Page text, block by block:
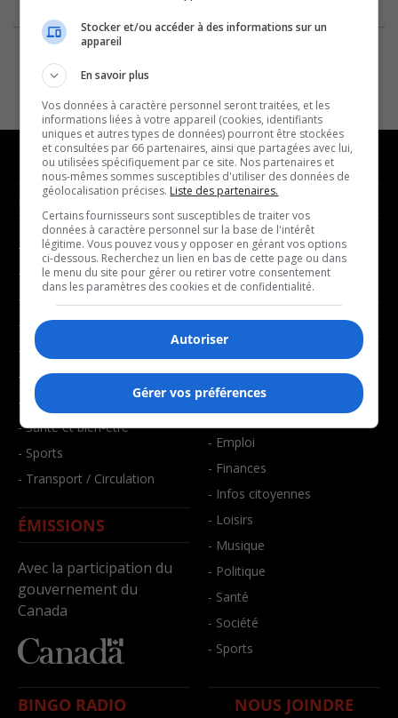
NOUVELLES
- Affaires municipales
- Communauté / Social
- Culture
- Économie
- Éducation
- Environnement
- Faits divers
- Santé et bien-être
- Sports
- Transport / Circulation
ÉMISSIONS
Avec la participation du
gouvernement du
Canada
MUSIQUE
- Décompte franco
- Joué récemment
BALADOS
- Art de vivre
- Bien-être
- Emploi
- Finances
- Infos citoyennes
- Loisirs
- Musique
- Politique
- Santé
- Société
- Sports
BINGO RADIO NOUS JOINDRE
Stocker et/ou accéder à des informations sur un
appareil
En savoir plus
Vos données à caractère personnel seront traitées, et les
informations liées à votre appareil (cookies, identifiants
uniques et autres types de données) pourront être stockées
et consultées par 66 partenaires, ainsi que partagées avec lui,
ou utilisées spécifiquement par ce site. Nos partenaires et
nous-mêmes sommes susceptibles d'utiliser des données de
géolocalisation précises. Liste des partenaires.
Certains fournisseurs sont susceptibles de traiter vos
données à caractère personnel sur la base de l'intérêt
légitime. Vous pouvez vous y opposer en gérant vos options
ci-dessous. Recherchez un lien en bas de cette page ou dans
le menu du site pour gérer ou retirer votre consentement
dans les paramètres des cookies et de confidentialité.
Autoriser
Gérer vos préférences